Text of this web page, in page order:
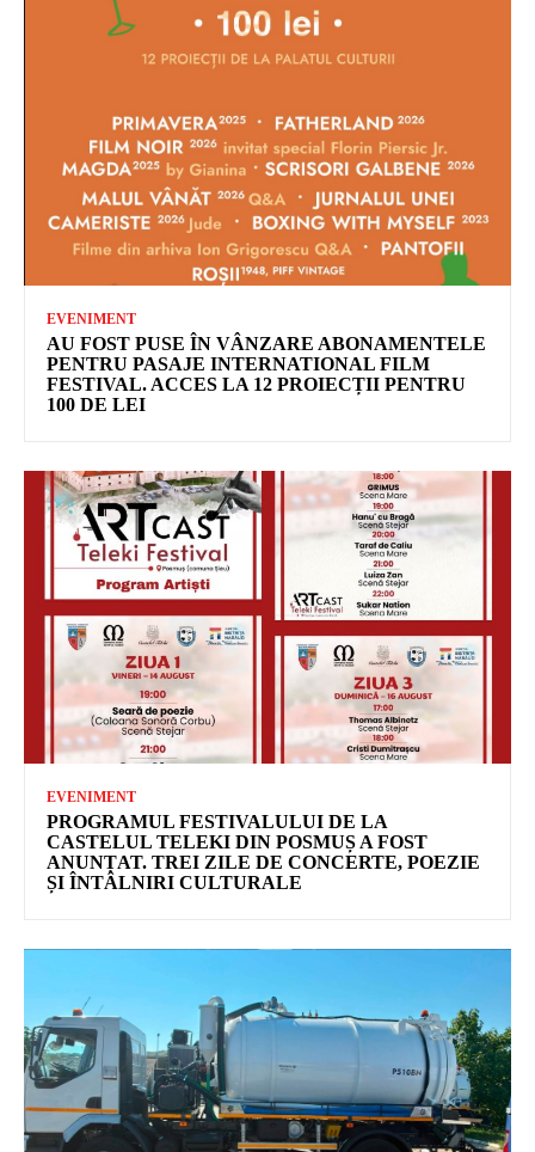
EVENIMENT
AU FOST PUSE ÎN VÂNZARE ABONAMENTELE
PENTRU PASAJE INTERNATIONAL FILM
FESTIVAL. ACCES LA 12 PROIECȚII PENTRU
100 DE LEI
EVENIMENT
PROGRAMUL FESTIVALULUI DE LA
CASTELUL TELEKI DIN POSMUȘ A FOST
ANUNȚAT. TREI ZILE DE CONCERTE, POEZIE
ȘI ÎNTÂLNIRI CULTURALE